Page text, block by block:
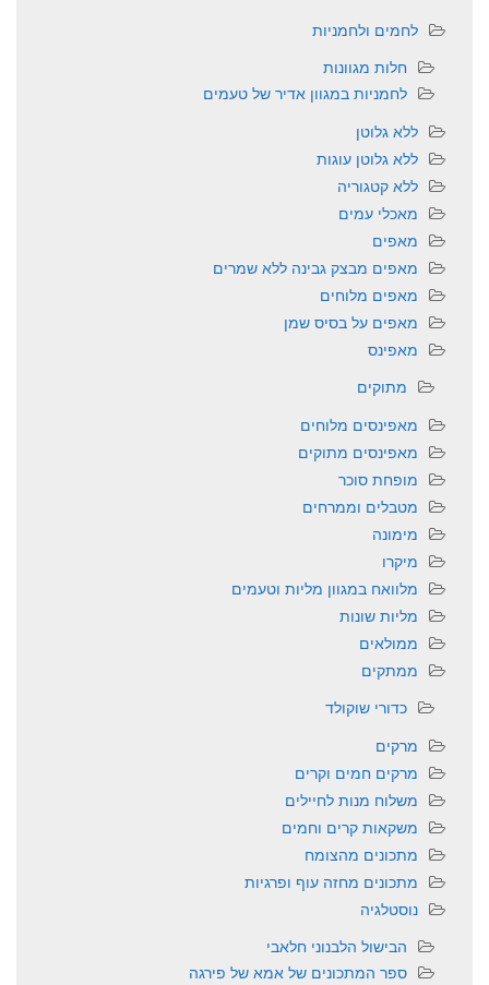
לחמים ולחמניות
חלות מגוונות
לחמניות במגוון אדיר של טעמים
ללא גלוטן
ללא גלוטן עוגות
ללא קטגוריה
מאכלי עמים
מאפים
מאפים מבצק גבינה ללא שמרים
מאפים מלוחים
מאפים על בסיס שמן
מאפינס
מתוקים
מאפינסים מלוחים
מאפינסים מתוקים
מופחת סוכר
מטבלים וממרחים
מימונה
מיקרו
מלוואח במגוון מליות וטעמים
מליות שונות
ממולאים
ממתקים
כדורי שוקולד
מרקים
מרקים חמים וקרים
משלוח מנות לחיילים
משקאות קרים וחמים
מתכונים מהצומח
מתכונים מחזה עוף ופרגיות
נוסטלגיה
הבישול הלבנוני חלאבי
ספר המתכונים של אמא של פירגה